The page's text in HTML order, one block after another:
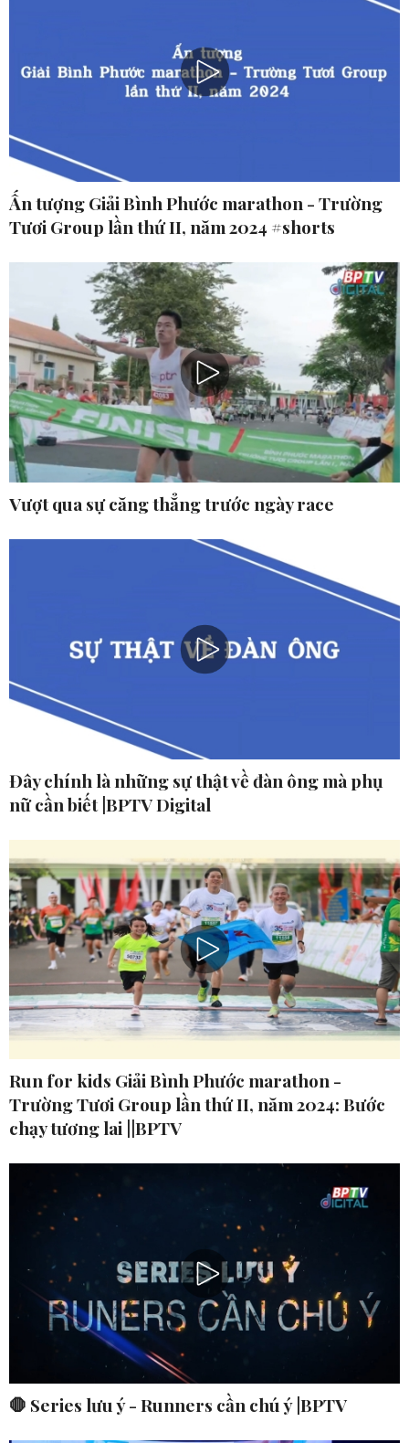
Ấn tượng Giải Bình Phước marathon - Trường
Tươi Group lần thứ II, năm 2024 #shorts
Vượt qua sự căng thẳng trước ngày race
Đây chính là những sự thật về đàn ông mà phụ
nữ cần biết |BPTV Digital
Run for kids Giải Bình Phước marathon -
Trường Tươi Group lần thứ II, năm 2024: Bước
chạy tương lai ||BPTV
🛑 Series lưu ý - Runners cần chú ý |BPTV